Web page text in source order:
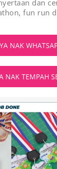
dan
fun run
NAK
NAK TEMPAH